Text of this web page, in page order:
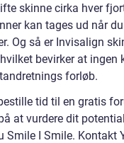
skinne cirka hver
kan tages ud når
Og så er Invisalign
bevirker at ingen
forløb.
tid til en gratis
at vurdere dit
Smile I Smile. Kontakt